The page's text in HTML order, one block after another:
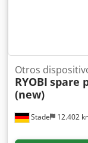
Stade 12.402
Otros
RYOBI spare
(new)